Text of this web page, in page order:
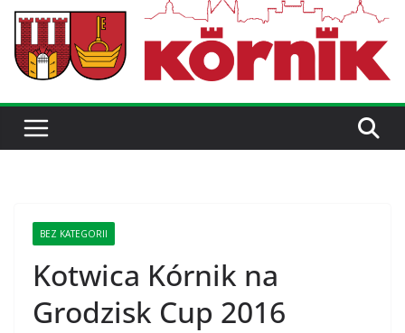
BEZ KATEGORII
Kotwica Kórnik na
Grodzisk Cup 2016